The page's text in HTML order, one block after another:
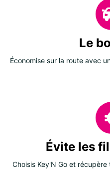
Le
Économise sur la route avec
Évite les
Choisis Key'N Go et